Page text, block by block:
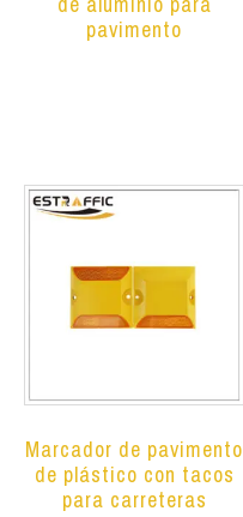
pavimento
Marcador de pavimento
de plástico con tacos
para carreteras